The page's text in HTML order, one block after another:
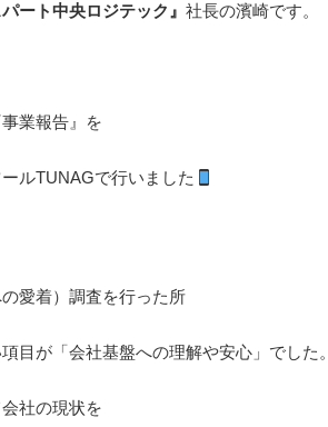
ート中央ロジテック』 社長の濱崎です。
業報告』を
ルTUNAGで行いました
愛着）調査を行った所
目が「会社基盤への理解や安心」でした。
社の現状を